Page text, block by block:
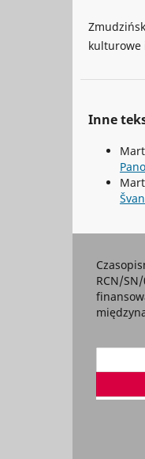
kulturowe
Inne
RCN/